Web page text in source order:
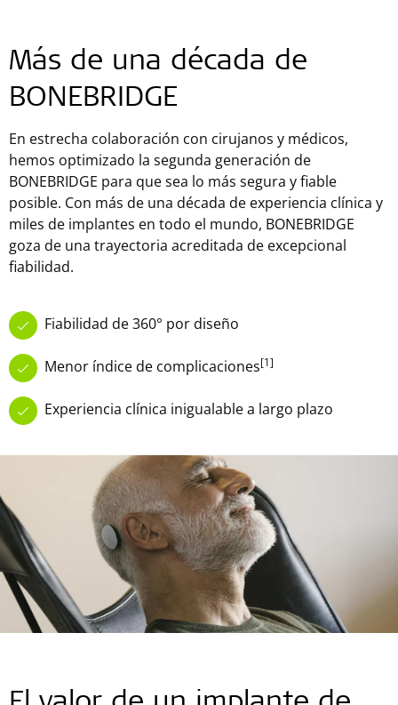
Más de una década de
BONEBRIDGE
En estrecha colaboración con cirujanos y médicos,
hemos optimizado la segunda generación de
BONEBRIDGE para que sea lo más segura y fiable
posible. Con más de una década de experiencia clínica y
miles de implantes en todo el mundo, BONEBRIDGE
goza de una trayectoria acreditada de excepcional
fiabilidad.
Fiabilidad de 360° por diseño
Menor índice de complicaciones[1]
Experiencia clínica inigualable a largo plazo